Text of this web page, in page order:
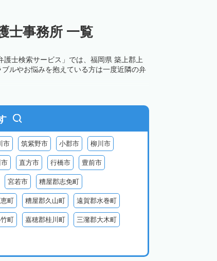
士事務所 一覧
士検索サービス」では、福岡県 築上郡上
ルやお悩みを抱えている方は一度近隣の弁
市 筑紫野市 小郡市 柳川市
市 直方市 行橋市 豊前市
宮若市 糟屋郡志免町
町 糟屋郡久山町 遠賀郡水巻町
町 嘉穂郡桂川町 三潴郡大木町
京都郡みやこ町 築上郡吉富町